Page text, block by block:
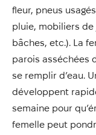
fleur, pneus
pluie, mobiliers
bâches, etc.). La
parois asséchées
se remplir d’eau.
développent
semaine pour
femelle peut